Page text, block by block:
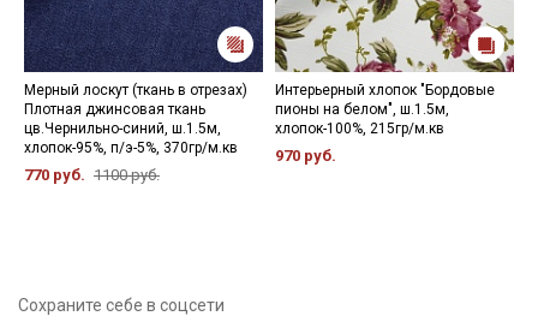
Мерный лоскут (ткань в отрезах)
Плотная джинсовая ткань
цв.Чернильно-синий, ш.1.5м,
хлопок-95%, п/э-5%, 370гр/м.кв
770 руб. 1100 руб.
Интерьерный хлопок "Бордовые
пионы на белом", ш.1.5м,
хлопок-100%, 215гр/м.кв
970 руб.
Сохраните себе в соцсети